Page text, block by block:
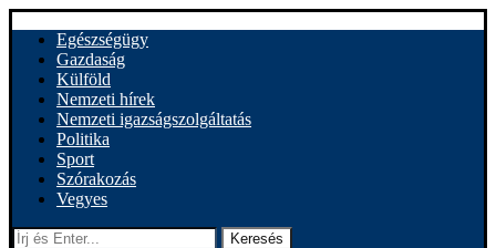
Egészségügy
Gazdaság
Külföld
Nemzeti hírek
Nemzeti igazságszolgáltatás
Politika
Sport
Szórakozás
Vegyes
Keresés